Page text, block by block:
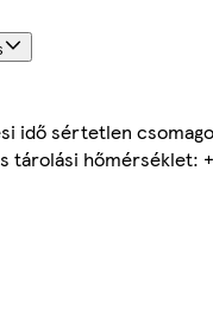
idő sértetlen
tárolási hőmérséklet: